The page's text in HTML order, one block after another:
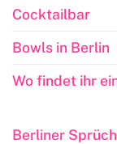
Cocktailbar
Bowls in Berlin
Wo findet ihr
Berliner